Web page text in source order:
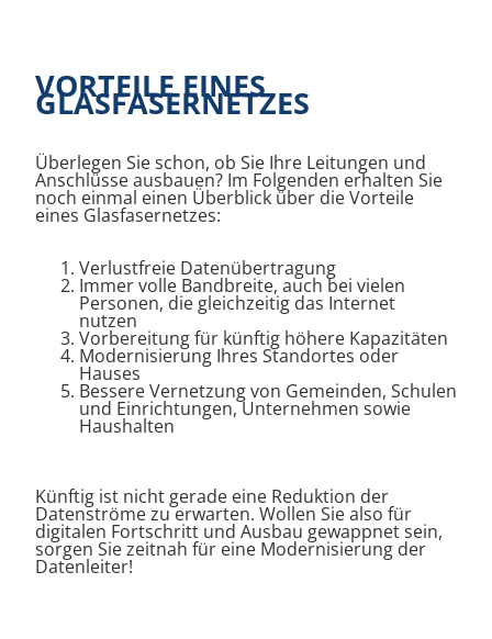
VORTEILE EINES
GLASFASERNETZES
Überlegen Sie schon, ob Sie Ihre Leitungen und
Anschlüsse ausbauen? Im Folgenden erhalten Sie
noch einmal einen Überblick über die Vorteile
eines Glasfasernetzes:
Verlustfreie Datenübertragung
Immer volle Bandbreite, auch bei vielen
Personen, die gleichzeitig das Internet
nutzen
Vorbereitung für künftig höhere Kapazitäten
Modernisierung Ihres Standortes oder
Hauses
Bessere Vernetzung von Gemeinden, Schulen
und Einrichtungen, Unternehmen sowie
Haushalten
Künftig ist nicht gerade eine Reduktion der
Datenströme zu erwarten. Wollen Sie also für
digitalen Fortschritt und Ausbau gewappnet sein,
sorgen Sie zeitnah für eine Modernisierung der
Datenleiter!